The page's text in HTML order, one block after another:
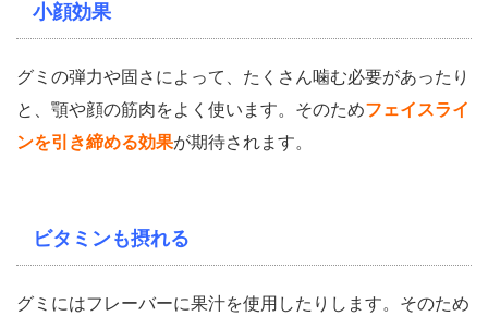
小顔効果
グミの弾力や固さによって、たくさん噛む必要があったり
と、顎や顔の筋肉をよく使います。そのためフェイスライ
ンを引き締める効果が期待されます。
ビタミンも摂れる
グミにはフレーバーに果汁を使用したりします。そのため